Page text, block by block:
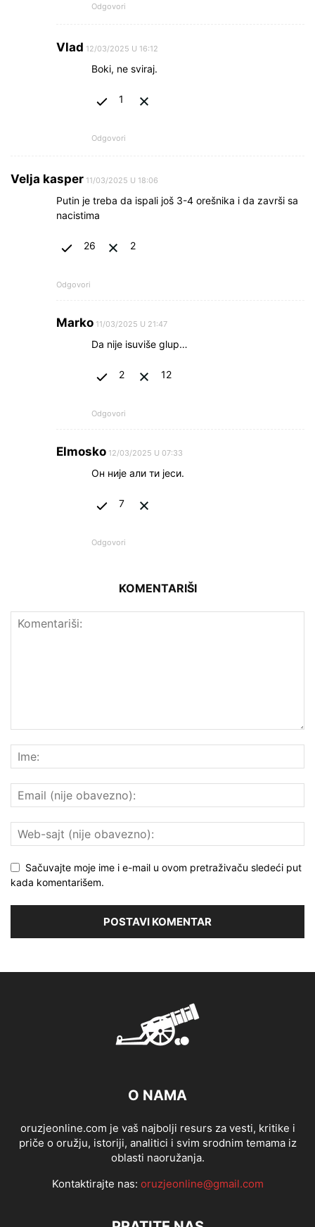
Odgovori
Vlad 12/03/2025 U 16:12
Boki, ne sviraj.
1
Odgovori
Velja kasper 11/03/2025 U 18:06
Putin je treba da ispali još 3-4 orešnika i da završi sa
nacistima
26 2
Odgovori
Marko 11/03/2025 U 21:47
Da nije isuviše glup…
2 12
Odgovori
Elmosko 12/03/2025 U 07:33
Он није али ти јеси.
7
Odgovori
KOMENTARIŠI
Sačuvajte moje ime i e-mail u ovom pretraživaču sledeći put
kada komentarišem.
O NAMA
oruzjeonline.com je vaš najbolji resurs za vesti, kritike i
priče o oružju, istoriji, analitici i svim srodnim temama iz
oblasti naoružanja.
Kontaktirajte nas: oruzjeonline@gmail.com